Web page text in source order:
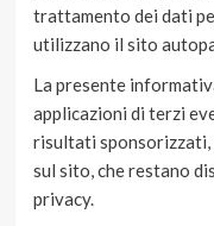
trattamento dei dati
utilizzano il sito
La presente
applicazioni di terzi
risultati sponsorizzati,
sul sito, che restano
privacy.